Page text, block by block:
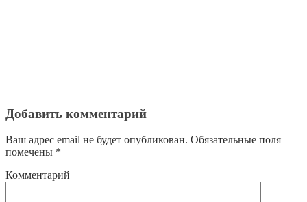
Добавить комментарий
Ваш адрес email не будет опубликован. Обязательные поля
помечены *
Комментарий